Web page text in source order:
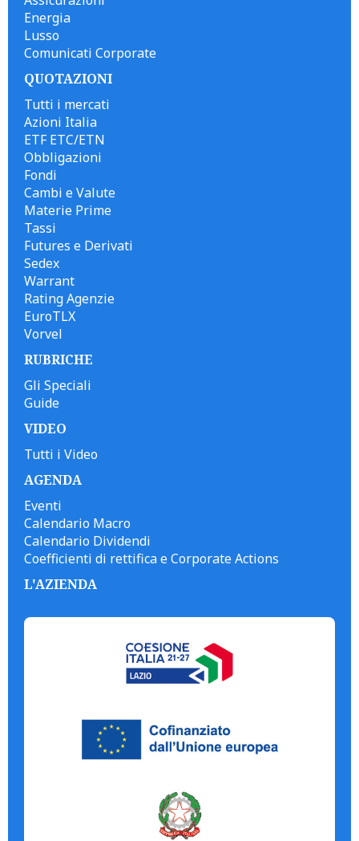
Energia
Lusso
Comunicati Corporate
QUOTAZIONI
Tutti i mercati
Azioni Italia
ETF ETC/ETN
Obbligazioni
Fondi
Cambi e Valute
Materie Prime
Tassi
Futures e Derivati
Sedex
Warrant
Rating Agenzie
EuroTLX
Vorvel
RUBRICHE
Gli Speciali
Guide
VIDEO
Tutti i Video
AGENDA
Eventi
Calendario Macro
Calendario Dividendi
Coefficienti di rettifica e Corporate Actions
L'AZIENDA